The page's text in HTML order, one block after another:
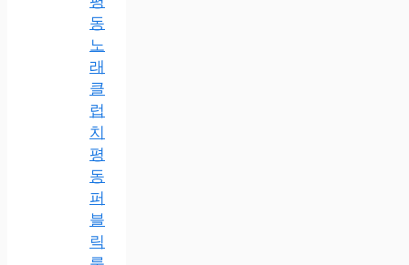
동
노
래
클
럽
치
평
동
퍼
블
릭